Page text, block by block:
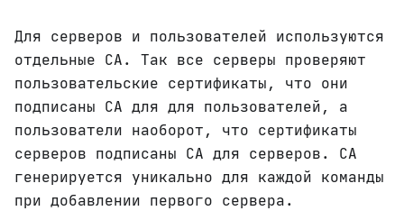
Для серверов и пользователей используются
отдельные CA. Так все серверы проверяют
пользовательские сертификаты, что они
подписаны CA для для пользователей, а
пользователи наоборот, что сертификаты
серверов подписаны CA для серверов. CA
генерируется уникально для каждой команды
при добавлении первого сервера.